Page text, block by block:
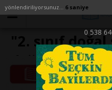
yönlendiriliyorsunuz... 6 saniye
0 538
"2. sınıf
yazılar